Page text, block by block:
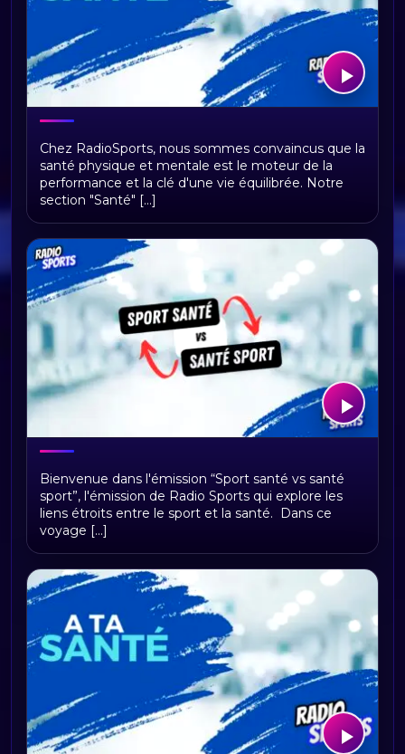
Univers Santé : Votre Allié pour une vie
sportive épanouissante
Chez RadioSports, nous sommes convaincus que la
santé physique et mentale est le moteur de la
performance et la clé d'une vie équilibrée. Notre
section "Santé" [...]
SPORT SANTÉ vs SANTÉ SPORT
Bienvenue dans l'émission “Sport santé vs santé
sport”, l'émission de Radio Sports qui explore les
liens étroits entre le sport et la santé. Dans ce
voyage [...]